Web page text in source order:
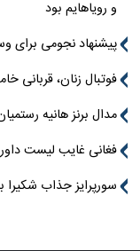
و رویاهایم بود
پیشنهاد نجومی
فوتبال زنان، قربانی
مدال برنز هانیه
فغانی غایب لیست داوران
سورپرایز جذاب شکیرا